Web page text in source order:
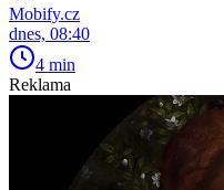
Mobify.cz
dnes, 08:40
4 min
Reklama